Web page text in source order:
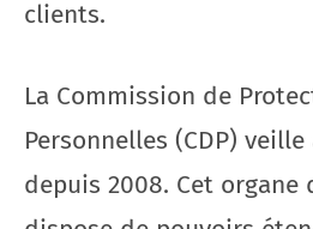
clients.
La Commission de
Personnelles (CDP)
depuis 2008. Cet organe